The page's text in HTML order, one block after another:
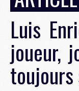
Luis
joueur,
toujours